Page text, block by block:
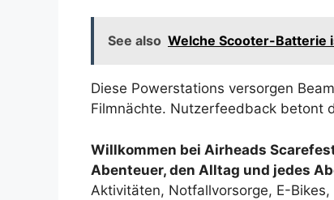
See also Welche Scooter-Batterie
Diese Powerstations versorgen
Filmnächte. Nutzerfeedback betont
Willkommen bei Airheads
Abenteuer, den Alltag und jedes
Aktivitäten, Notfallvorsorge, E-